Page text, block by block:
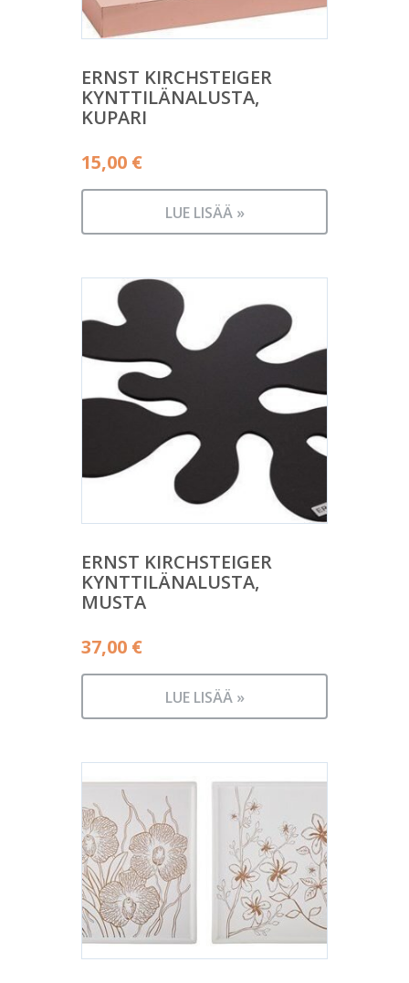
ERNST KIRCHSTEIGER
KYNTTILÄNALUSTA,
KUPARI
15,00 €
LUE LISÄÄ »
ERNST KIRCHSTEIGER
KYNTTILÄNALUSTA,
MUSTA
37,00 €
LUE LISÄÄ »